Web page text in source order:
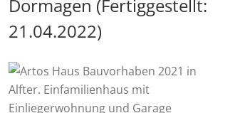
Dormagen (Fertiggestellt:
21.04.2022)